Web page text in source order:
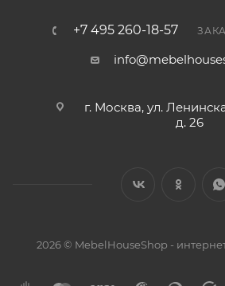
+7 495 260-18-57
г. Москва, ул.
д. 26
2026 © MebelHouseShop -